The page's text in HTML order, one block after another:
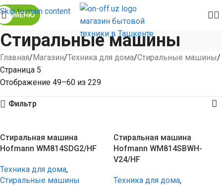
Skip to main content
МЕНЮ
Стиральные машины
Главная Магазин Техника для дома Стиральные машины
Страница 5
Отображение 49–60 из 229
Фильтр
Стиральная машина
Hofmann WM814SDG2/HF
Техника для дома,
Стиральные машины
Стиральная машина
Hofmann WM814SBWH-
V24/HF
Техника для дома,